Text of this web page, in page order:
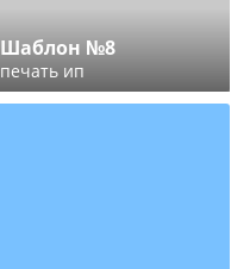
Шаблон №8
печать ип